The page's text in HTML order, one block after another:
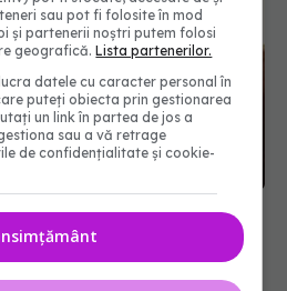
Parkinson pe care 80%
Nu e vorba doar despre
sau pot fi folosite în mod
și partenerii noștri putem folosi
geografică.Lista partenerilor.
datele cu caracter personal în
puteți obiecta prin gestionarea
un link în partea de jos a
sau a vă retrage
de confidențialitate și cookie-